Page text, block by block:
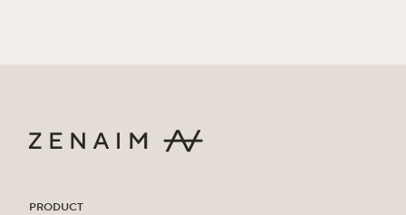
PRODUCT